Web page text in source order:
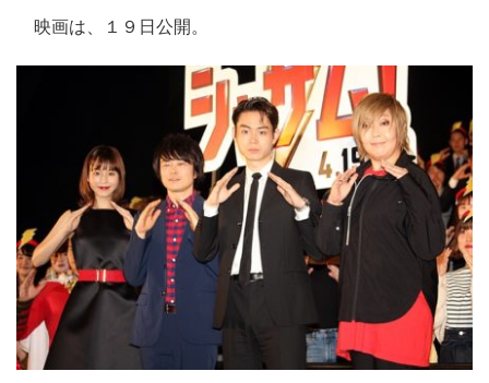
映画は、１９日公開。